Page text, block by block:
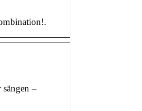
–